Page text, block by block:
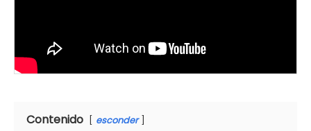
Contenido esconder